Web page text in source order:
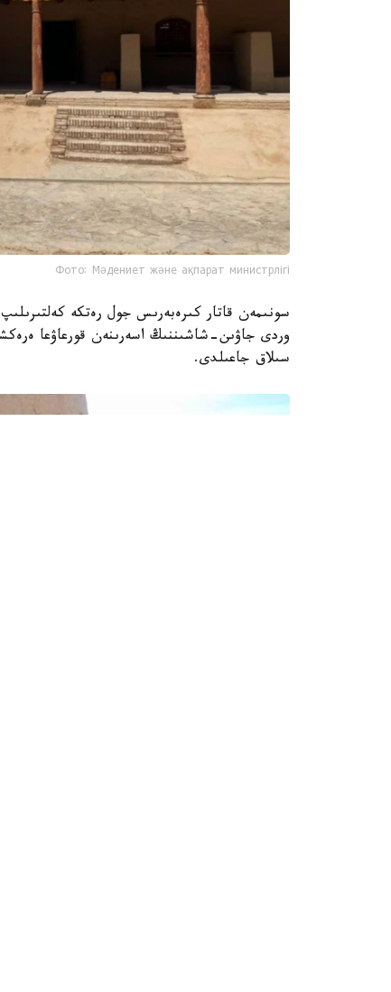
Фото: Мәдениет және ақпарат министрлігі
سونىمەن قاتار كىرەبەرىس جول رەتكە
وردى جاۋىن-شاشىننىڭ اسەرىنەن قورعاۋعا
سىلاق جاعىلدى.